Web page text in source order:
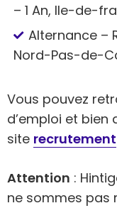
– 1 An, Ile-de-
Alternance –
Nord-Pas-de-
Vous pouvez
d’emploi et bien
site recrutement
Attention :
ne sommes pas